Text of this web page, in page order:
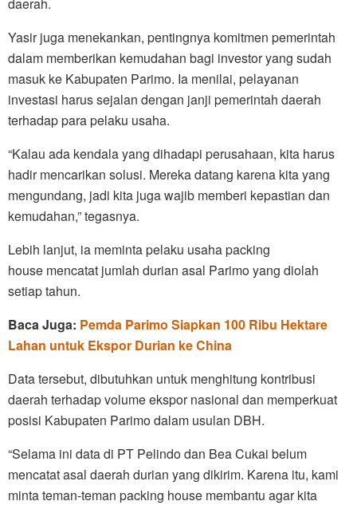
Yasir juga menekankan, pentingnya komitmen pemerintah
dalam memberikan kemudahan bagi investor yang sudah
masuk ke Kabupaten Parimo. Ia menilai, pelayanan
investasi harus sejalan dengan janji pemerintah daerah
terhadap para pelaku usaha.
“Kalau ada kendala yang dihadapi perusahaan, kita harus
hadir mencarikan solusi. Mereka datang karena kita yang
mengundang, jadi kita juga wajib memberi kepastian dan
kemudahan,” tegasnya.
Lebih lanjut, ia meminta pelaku usaha packing
house mencatat jumlah durian asal Parimo yang diolah
setiap tahun.
Baca Juga: Pemda Parimo Siapkan 100 Ribu Hektare
Lahan untuk Ekspor Durian ke China
Data tersebut, dibutuhkan untuk menghitung kontribusi
daerah terhadap volume ekspor nasional dan memperkuat
posisi Kabupaten Parimo dalam usulan DBH.
“Selama ini data di PT Pelindo dan Bea Cukai belum
mencatat asal daerah durian yang dikirim. Karena itu, kami
minta teman-teman packing house membantu agar kita